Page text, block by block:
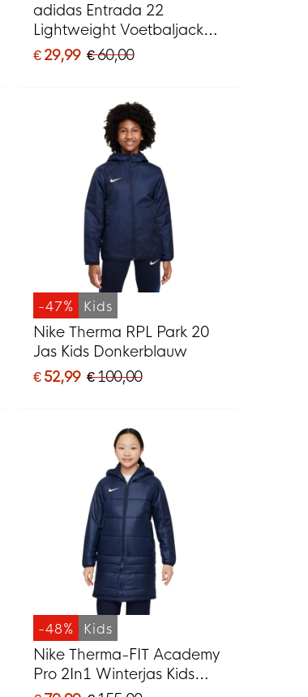
adidas Entrada 22
Lightweight Voetbaljack
Kids Donkerblauw Wit
€ 29,99 € 60,00
-47% Kids
Nike Therma RPL Park 20
Jas Kids Donkerblauw
€ 52,99 € 100,00
-48% Kids
Nike Therma-FIT Academy
Pro 2In1 Winterjas Kids